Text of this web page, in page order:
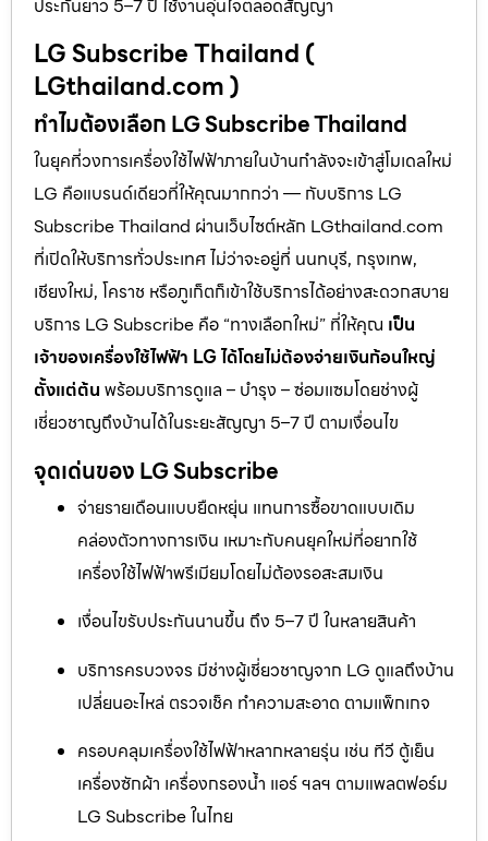
ประกันยาว 5–7 ปี ใช้งานอุ่นใจตลอดสัญญา
LG Subscribe Thailand (
LGthailand.com )
ทำไมต้องเลือก LG Subscribe Thailand
ในยุคที่วงการเครื่องใช้ไฟฟ้าภายในบ้านกำลังจะเข้าสู่โมเดลใหม่
LG คือแบรนด์เดียวที่ให้คุณมากกว่า — กับบริการ LG
Subscribe Thailand ผ่านเว็บไซต์หลัก LGthailand.com
ที่เปิดให้บริการทั่วประเทศ ไม่ว่าจะอยู่ที่ นนทบุรี, กรุงเทพ,
เชียงใหม่, โคราช หรือภูเก็ตก็เข้าใช้บริการได้อย่างสะดวกสบาย
บริการ LG Subscribe คือ “ทางเลือกใหม่” ที่ให้คุณ เป็น
เจ้าของเครื่องใช้ไฟฟ้า LG ได้โดยไม่ต้องจ่ายเงินก้อนใหญ่
ตั้งแต่ต้น พร้อมบริการดูแล – บำรุง – ซ่อมแซมโดยช่างผู้
เชี่ยวชาญถึงบ้านได้ในระยะสัญญา 5–7 ปี ตามเงื่อนไข
จุดเด่นของ LG Subscribe
จ่ายรายเดือนแบบยืดหยุ่น แทนการซื้อขาดแบบเดิม
คล่องตัวทางการเงิน เหมาะกับคนยุคใหม่ที่อยากใช้
เครื่องใช้ไฟฟ้าพรีเมียมโดยไม่ต้องรอสะสมเงิน
เงื่อนไขรับประกันนานขึ้น ถึง 5–7 ปี ในหลายสินค้า
บริการครบวงจร มีช่างผู้เชี่ยวชาญจาก LG ดูแลถึงบ้าน
เปลี่ยนอะไหล่ ตรวจเช็ค ทำความสะอาด ตามแพ็กเกจ
ครอบคลุมเครื่องใช้ไฟฟ้าหลากหลายรุ่น เช่น ทีวี ตู้เย็น
เครื่องซักผ้า เครื่องกรองน้ำ แอร์ ฯลฯ ตามแพลตฟอร์ม
LG Subscribe ในไทย